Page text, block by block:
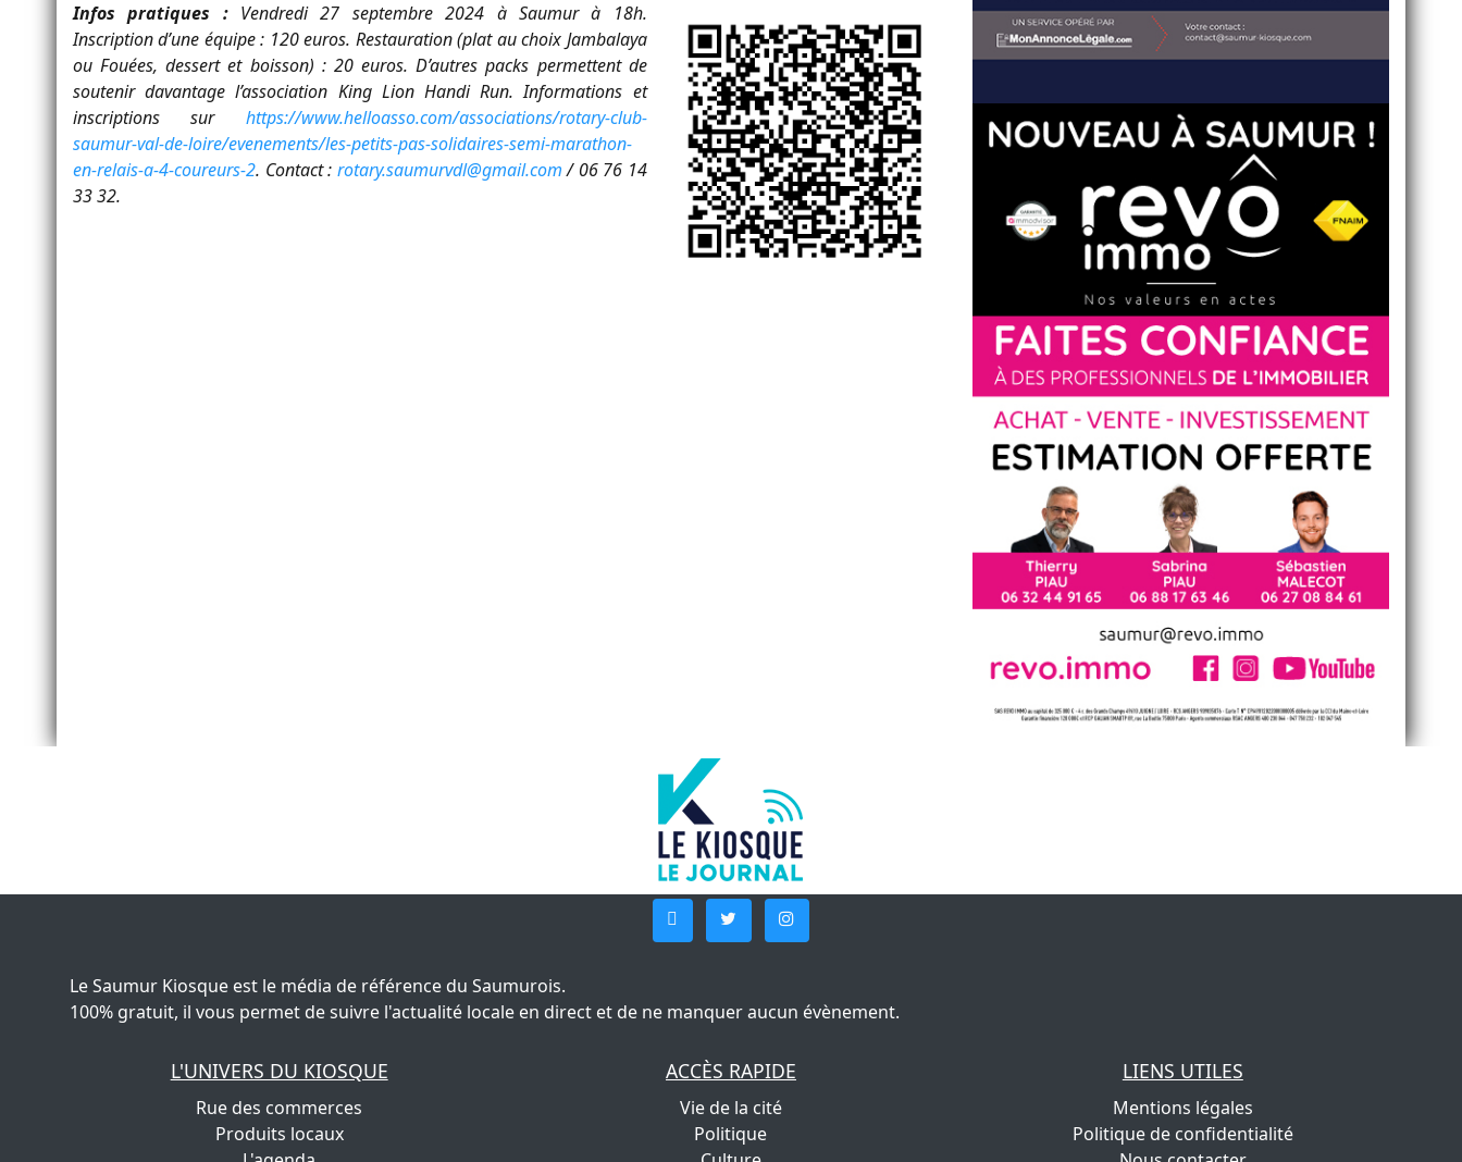
Infos pratiques :Vendredi 27 septembre 2024 à Saumur à 18h.
Inscription d’une équipe : 120 euros. Restauration (plat au choix Jambalaya
ou Fouées, dessert et boisson) : 20 euros. D’autres packs permettent de
soutenir davantage l’association King Lion Handi Run. Informations et
inscriptions sur https://www.helloasso.com/associations/rotary-club-
saumur-val-de-loire/evenements/les-petits-pas-solidaires-semi-marathon-
en-relais-a-4-coureurs-2. Contact : rotary.saumurvdl@gmail.com/ 06 76 14
33 32.
Le Saumur Kiosque est le média de référence du Saumurois.
100% gratuit, il vous permet de suivre l'actualité locale en direct et de ne manquer aucun évènement.
L'UNIVERS DU KIOSQUE
Rue des commerces
Produits locaux
ACCÈS RAPIDE
Vie de la cité
Politique
LIENS UTILES
Mentions légales
Politique de confidentialité